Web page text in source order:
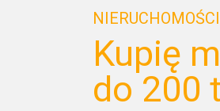
NIERUCHOMOŚCI
Kupię
do 200